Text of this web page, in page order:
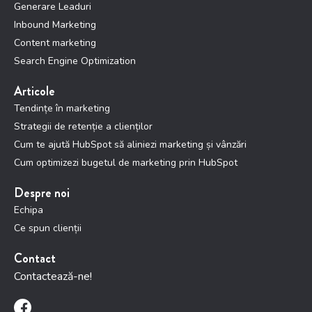
Generare Leaduri
Inbound Marketing
Content marketing
Search Engine Optimization
Articole
Tendințe în marketing
Strategii de retenție a clienților
Cum te ajută HubSpot să aliniezi marketing și vânzări
Cum optimizezi bugetul de marketing prin HubSpot
Despre noi
Echipa
Ce spun clienții
Contact
Contactează-ne!